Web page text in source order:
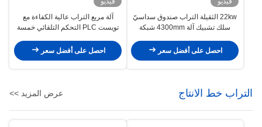
22kw الثقيلة التراب صندوق سداسيّ
سلك تشبيك آلة 4300mm شبكة
احصل على أفضل سعر
آلة مربع التراب عالية الكفاءة مع
تويست PLC التحكم التلقائي خمسة
احصل على أفضل سعر
التراب خط الانتاج عرض المزيد >>